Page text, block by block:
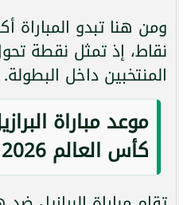
ومن هنا تبدو المباراة
نقاط، إذ تمثل نقطة
المنتخبين داخل البطولة.
موعد مباراة
كأس العالم 2026